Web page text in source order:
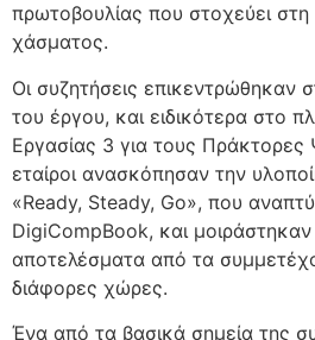
πρωτοβουλίας που στοχεύει
χάσματος.
Οι συζητήσεις επικεντρώθηκαν
του έργου, και ειδικότερα στο
Εργασίας 3 για τους
εταίροι ανασκόπησαν την
«Ready, Steady, Go», που
DigiCompBook, και
αποτελέσματα από τα
διάφορες χώρες.
Ένα από τα βασικά σημεία της